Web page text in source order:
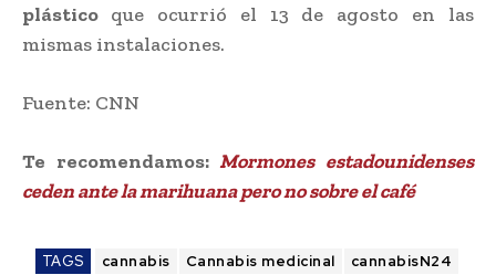
plástico que ocurrió el 13 de agosto en las
mismas instalaciones.
Fuente: CNN
Te recomendamos:Mormones estadounidenses
ceden ante la marihuana pero no sobre el café
TAGS cannabis Cannabis medicinal
cannabisN24